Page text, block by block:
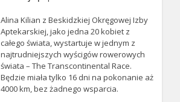
Alina Kilian z Beskidzkiej Okręgowej Izby
Aptekarskiej, jako jedna 20 kobiet z
całego świata, wystartuje w jednym z
najtrudniejszych wyścigów rowerowych
świata – The Transcontinental Race.
Będzie miała tylko 16 dni na pokonanie aż
4000 km, bez żadnego wsparcia.